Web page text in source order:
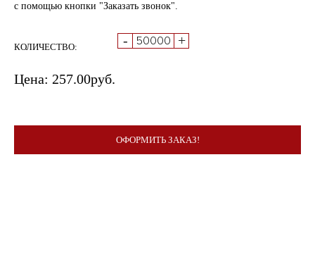
с помощью кнопки "Заказать звонок".
КОЛИЧЕСТВО: - +
Цена: 257.00руб.
ОФОРМИТЬ ЗАКАЗ!